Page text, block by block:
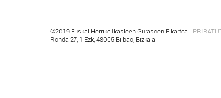
©2019 Euskal Herriko Ikasleen Gurasoen Elkartea -
Ronda 27, 1 Ezk, 48005 Bilbao, Bizkaia